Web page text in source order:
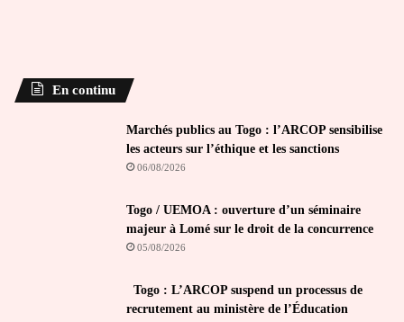
En continu
Marchés publics au Togo : l’ARCOP sensibilise
les acteurs sur l’éthique et les sanctions
06/08/2026
Togo / UEMOA : ouverture d’un séminaire
majeur à Lomé sur le droit de la concurrence
05/08/2026
Togo : L’ARCOP suspend un processus de
recrutement au ministère de l’Éducation